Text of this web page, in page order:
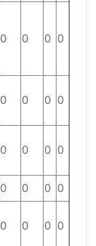
0 0 0 0
0 0 0 0
0 0 0 0
0 0 0 0
0 0 0 0